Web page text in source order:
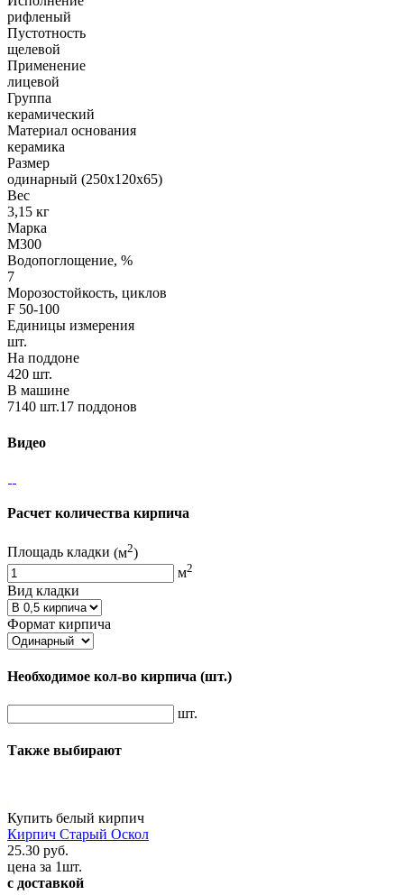
рифленый
Пустотность
щелевой
Применение
лицевой
Группа
керамический
Материал основания
керамика
Размер
одинарный (250х120х65)
Вес
3,15 кг
Марка
М300
Водопоглощение, %
7
Морозостойкость, циклов
F 50-100
Единицы измерения
шт.
На поддоне
420 шт.
В машине
7140 шт.17 поддонов
Видео
Расчет количества кирпича
Площадь кладки (м2)
м2
Вид кладки
Формат кирпича
Необходимое кол-во кирпича (шт.)
шт.
Также выбирают
Купить белый кирпич
Кирпич Старый Оскол
25.30 руб.
цена за 1шт.
с доставкой